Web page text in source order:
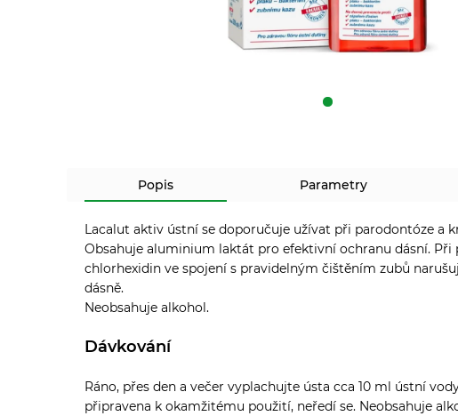
Popis Parametry
Lacalut aktiv ústní se doporučuje užívat při parodontóze a
Obsahuje aluminium laktát pro efektivní ochranu dásní.
chlorhexidin ve spojení s pravidelným čištěním zubů
dásně.
Neobsahuje alkohol.
Dávkování
Ráno, přes den a večer vyplachujte ústa cca 10 ml ústní
připravena k okamžitému použití, neředí se. Neobsahuje